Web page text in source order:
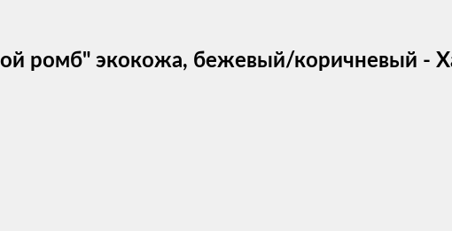
ромб" экокожа, бежевый/коричневый -